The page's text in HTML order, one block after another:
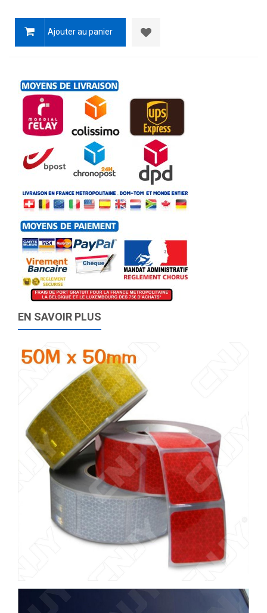
Ajouter au panier
EN SAVOIR PLUS